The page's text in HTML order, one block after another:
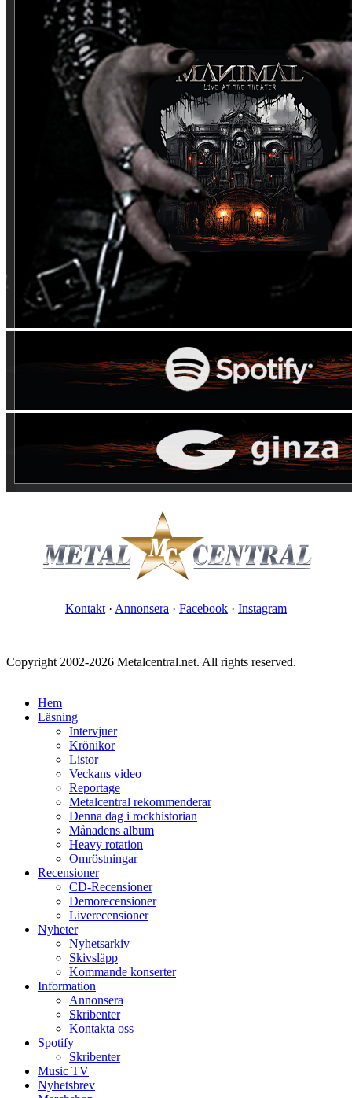
Kontakt · Annonsera · Facebook · Instagram
Copyright 2002-2026 Metalcentral.net. All rights reserved.
Hem
Läsning
Intervjuer
Krönikor
Listor
Veckans video
Reportage
Metalcentral rekommenderar
Denna dag i rockhistorian
Månadens album
Heavy rotation
Omröstningar
Recensioner
CD-Recensioner
Demorecensioner
Liverecensioner
Nyheter
Nyhetsarkiv
Skivsläpp
Kommande konserter
Information
Annonsera
Skribenter
Kontakta oss
Spotify
Skribenter
Music TV
Nyhetsbrev